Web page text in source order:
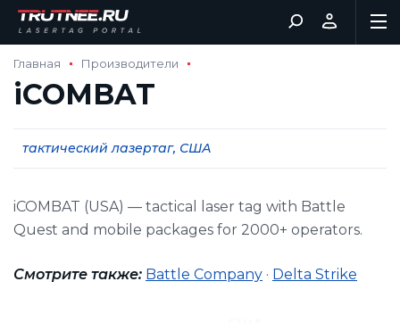
Главная Производители
iCOMBAT
тактический лазертаг, США
iCOMBAT (USA) — tactical laser tag with Battle
Quest and mobile packages for 2000+ operators.
Смотрите также: Battle Company · Delta Strike